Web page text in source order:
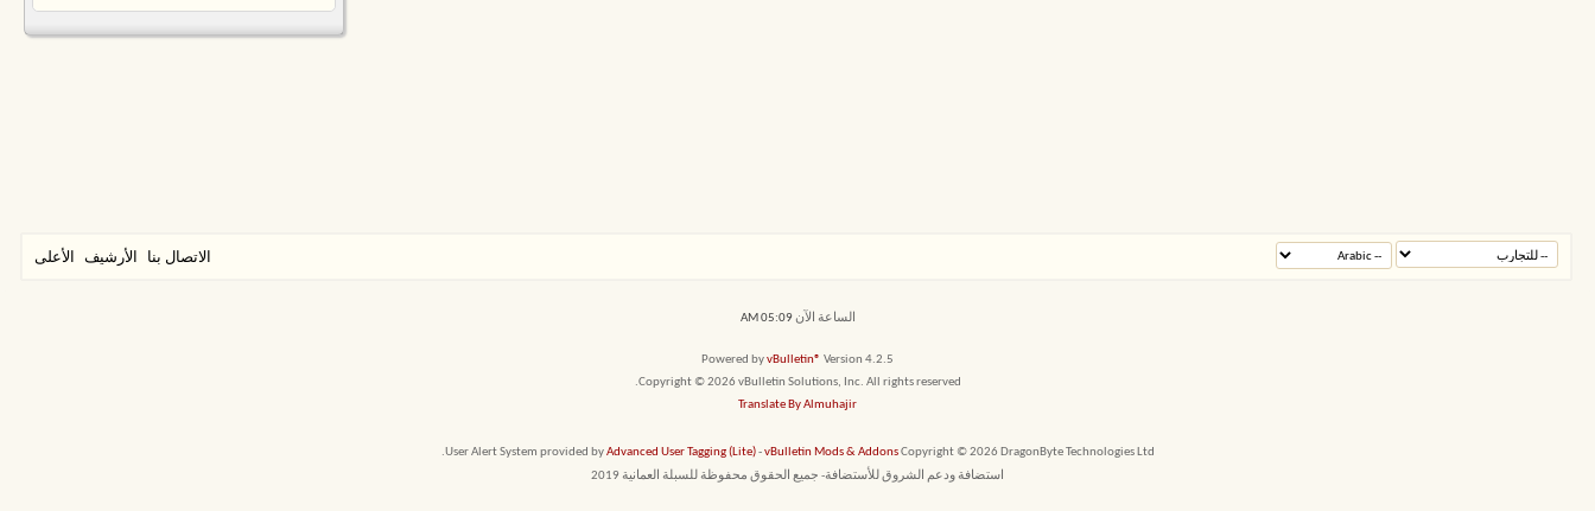
الاتصال بنا الأرشيف الأعلى
الساعة الآن05:09 AM
Powered byvBulletin® Version 4.2.5
Copyright © 2026 vBulletin Solutions, Inc. All rights reserved.
Translate By Almuhajir
User Alert System provided byAdvanced User Tagging (Lite)-vBulletin Mods & AddonsCopyright © 2026 DragonByte Technologies Ltd.
استضافة ودعم الشروق للأستضافة- جميع الحقوق محفوظة للسبلة العمانية 2019